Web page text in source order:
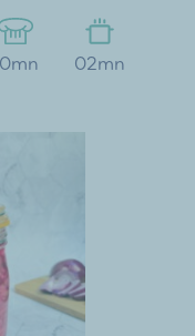
02mn